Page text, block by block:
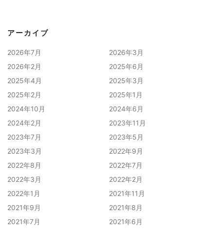
アーカイブ
2026年7月
2026年3月
2026年2月
2025年6月
2025年4月
2025年3月
2025年2月
2025年1月
2024年10月
2024年6月
2024年2月
2023年11月
2023年7月
2023年5月
2023年3月
2022年9月
2022年8月
2022年7月
2022年3月
2022年2月
2022年1月
2021年11月
2021年9月
2021年8月
2021年7月
2021年6月